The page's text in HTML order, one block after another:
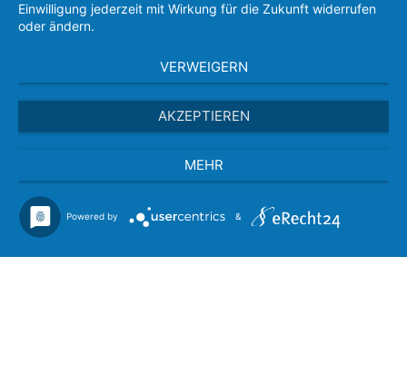
Einwilligung jederzeit mit Wirkung für die Zukunft widerrufen
oder ändern.
VERWEIGERN
AKZEPTIEREN
MEHR
Powered by &